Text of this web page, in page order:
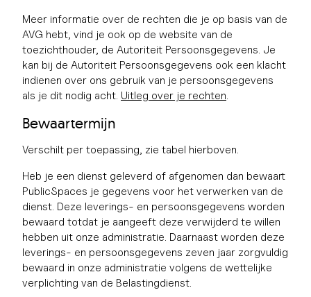
Meer informatie over de rechten die je op basis van de
AVG hebt, vind je ook op de website van de
toezichthouder, de Autoriteit Persoonsgegevens. Je
kan bij de Autoriteit Persoonsgegevens ook een klacht
indienen over ons gebruik van je persoonsgegevens
als je dit nodig acht. Uitleg over je rechten.
Bewaartermijn
Verschilt per toepassing, zie tabel hierboven.
Heb je een dienst geleverd of afgenomen dan bewaart
PublicSpaces je gegevens voor het verwerken van de
dienst. Deze leverings- en persoonsgegevens worden
bewaard totdat je aangeeft deze verwijderd te willen
hebben uit onze administratie. Daarnaast worden deze
leverings- en persoonsgegevens zeven jaar zorgvuldig
bewaard in onze administratie volgens de wettelijke
verplichting van de Belastingdienst.